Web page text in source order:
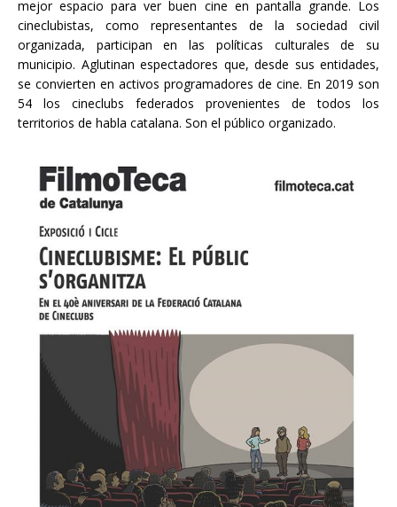
mejor espacio para ver buen cine en pantalla grande. Los
cineclubistas, como representantes de la sociedad civil
organizada, participan en las políticas culturales de su
municipio. Aglutinan espectadores que, desde sus entidades,
se convierten en activos programadores de cine. En 2019 son
54 los cineclubs federados provenientes de todos los
territorios de habla catalana. Son el público organizado.